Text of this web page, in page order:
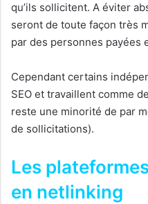
qu’ils sollicitent. A éviter
seront de toute façon très
par des personnes payées
Cependant certains
SEO et travaillent comme
reste une minorité de par
de sollicitations).
Les
en netlinking